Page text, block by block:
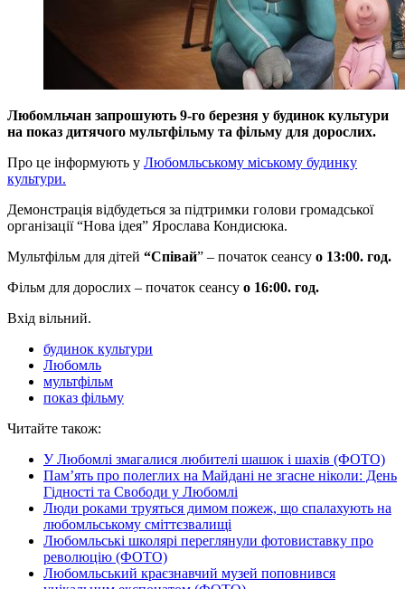
Любомльчан запрошують 9-го березня у будинок культури
на показ дитячого мультфільму та фільму для дорослих.
Про це інформують у Любомльському міському будинку
культури.
Демонстрація відбудеться за підтримки голови громадської
організації “Нова ідея” Ярослава Кондисюка.
Мультфільм для дітей “Співай” – початок сеансу о 13:00. год.
Фільм для дорослих – початок сеансу о 16:00. год.
Вхід вільний.
будинок культури
Любомль
мультфільм
показ фільму
Читайте також:
У Любомлі змагалися любителі шашок і шахів (ФОТО)
Пам’ять про полеглих на Майдані не згасне ніколи: День
Гідності та Свободи у Любомлі
Люди роками труяться димом пожеж, що спалахують на
любомльському сміттєзвалищі
Любомльські школярі переглянули фотовиставку про
революцію (ФОТО)
Любомльський краєзнавчий музей поповнився